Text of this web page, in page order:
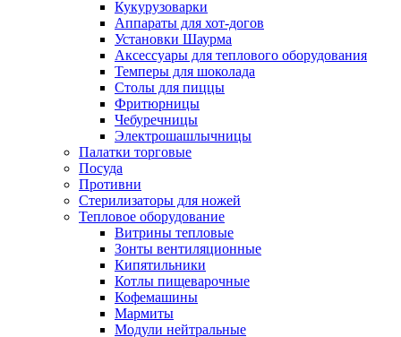
Кукурузоварки
Аппараты для хот-догов
Установки Шаурма
Аксессуары для теплового оборудования
Темперы для шоколада
Столы для пиццы
Фритюрницы
Чебуречницы
Электрошашлычницы
Палатки торговые
Посуда
Противни
Стерилизаторы для ножей
Тепловое оборудование
Витрины тепловые
Зонты вентиляционные
Кипятильники
Котлы пищеварочные
Кофемашины
Мармиты
Модули нейтральные